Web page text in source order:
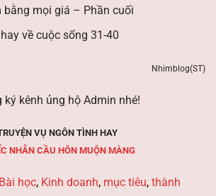
bằng mọi giá – Phần cuối
về cuộc sống 31-40
Nhimblog(ST)
ký kênh ủng hộ Admin nhé!
VỤ NGÔN TÌNH HAY
NHẪN CẦU HÔN MUỘN MÀNG
Bài học, Kinh doanh, mục tiêu, thành